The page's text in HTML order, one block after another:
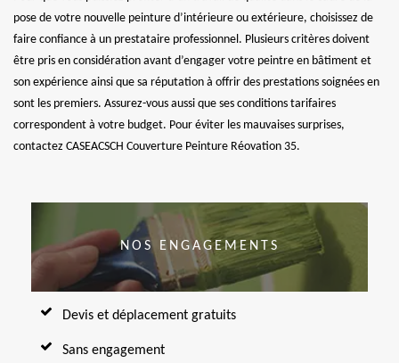
pose de votre nouvelle peinture d’intérieure ou extérieure, choisissez de
faire confiance à un prestataire professionnel. Plusieurs critères doivent
être pris en considération avant d’engager votre peintre en bâtiment et
son expérience ainsi que sa réputation à offrir des prestations soignées en
sont les premiers. Assurez-vous aussi que ses conditions tarifaires
correspondent à votre budget. Pour éviter les mauvaises surprises,
contactez CASEACSCH Couverture Peinture Réovation 35.
NOS ENGAGEMENTS
Devis et déplacement gratuits
Sans engagement